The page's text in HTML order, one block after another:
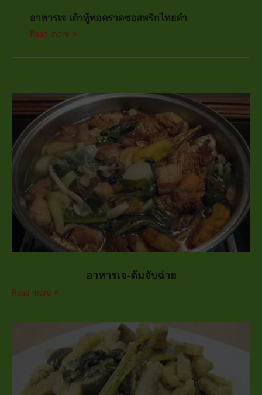
อาหารเจ-เต้าหู้ทอดราดซอสพริกไทยดำ
Read more
อาหารเจ-ต้มจับฉ่าย
Read more